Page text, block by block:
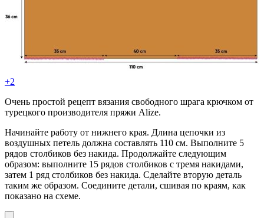
+2
Очень простой рецепт вязания свободного шрага крючком от
турецкого производителя пряжи Alize.
Начинайте работу от нижнего края. Длина цепочки из
воздушных петель должна составлять 110 см. Выполните 5
рядов столбиков без накида. Продолжайте следующим
образом: выполните 15 рядов столбиков с тремя накидами,
затем 1 ряд столбиков без накида. Сделайте вторую деталь
таким же образом. Соедините детали, сшивая по краям, как
показано на схеме.